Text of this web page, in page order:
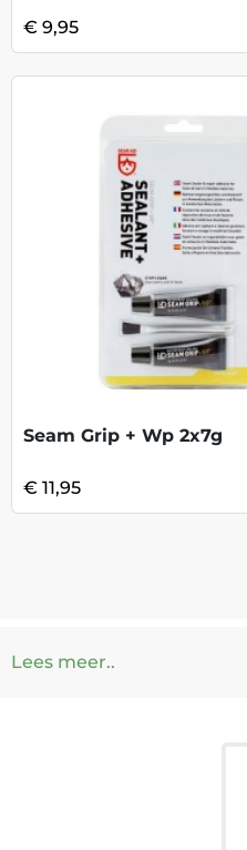
€ 9,95
Seam Grip + Wp 2x7g
€ 11,95
Lees meer..